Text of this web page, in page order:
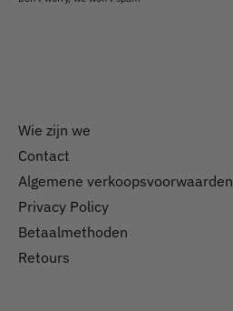
Wie zijn we
Contact
Algemene verkoopsvoorwaarden
Privacy Policy
Betaalmethoden
Retours